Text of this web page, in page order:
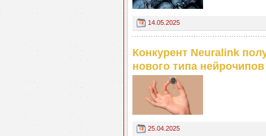
14.05.2025
Конкурент Neuralink
нового типа нейрочипов
25.04.2025